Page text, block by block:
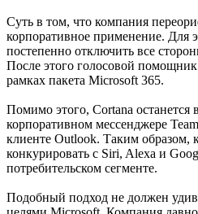
Суть в том, что компания
корпоративное применение. Для
постепенно отключить все
После этого голосовой помощник
рамках пакета Microsoft 365.
Помимо этого, Cortana останется
корпоративном мессенджере
клиенте Outlook. Таким образом,
конкурировать с Siri, Alexa и
потребительском сегменте.
Подобный подход не должен